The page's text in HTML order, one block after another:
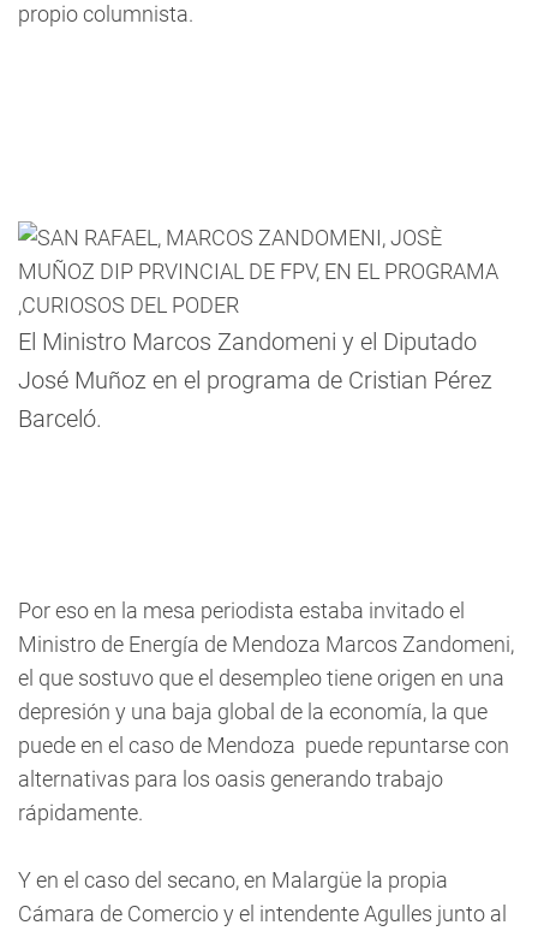
propio columnista.
El Ministro Marcos Zandomeni y el Diputado
José Muñoz en el programa de Cristian Pérez
Barceló.
Por eso en la mesa periodista estaba invitado el
Ministro de Energía de Mendoza Marcos Zandomeni,
el que sostuvo que el desempleo tiene origen en una
depresión y una baja global de la economía, la que
puede en el caso de Mendoza puede repuntarse con
alternativas para los oasis generando trabajo
rápidamente.
Y en el caso del secano, en Malargüe la propia
Cámara de Comercio y el intendente Agulles junto al